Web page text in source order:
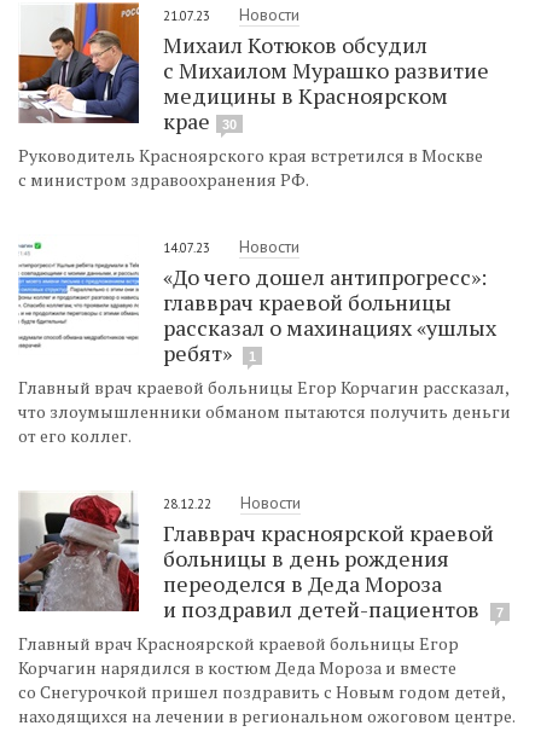
21.07.23 Новости
Михаил Котюков обсудил
с Михаилом Мурашко развитие
медицины в Красноярском
крае
30
Руководитель Красноярского края встретился в Москве
с министром здравоохранения РФ.
14.07.23 Новости
«До чего дошел антипрогресс»:
главврач краевой больницы
рассказал о махинациях «ушлых
ребят»
1
Главный врач краевой больницы Егор Корчагин рассказал,
что злоумышленники обманом пытаются получить деньги
от его коллег.
28.12.22 Новости
Главврач красноярской краевой
больницы в день рождения
переоделся в Деда Мороза
и поздравил детей-пациентов
7
Главный врач Красноярской краевой больницы Егор
Корчагин нарядился в костюм Деда Мороза и вместе
со Снегурочкой пришел поздравить с Новым годом детей,
находящихся на лечении в региональном ожоговом центре.